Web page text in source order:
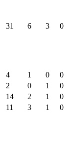
31 6 3 0
4 1 0
0
2 0 1
0
14 2 1
0
11 3 1 0